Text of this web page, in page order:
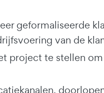
geformaliseerde
van de
project te stellen